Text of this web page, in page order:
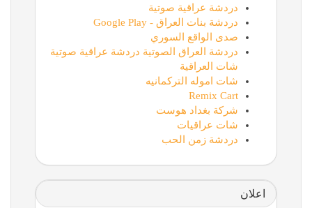
دردشة عراقية صوتية
دردشة بنات العراق - Google Play
صدى الواقع السوري
دردشة العراق الصوتية دردشة عراقية صوتية
شات العراقية
شات اموله التركمانيه
Remix Cart
شركة بغداد هوست
شات عراقيات
دردشة زمن الحب
اعلان